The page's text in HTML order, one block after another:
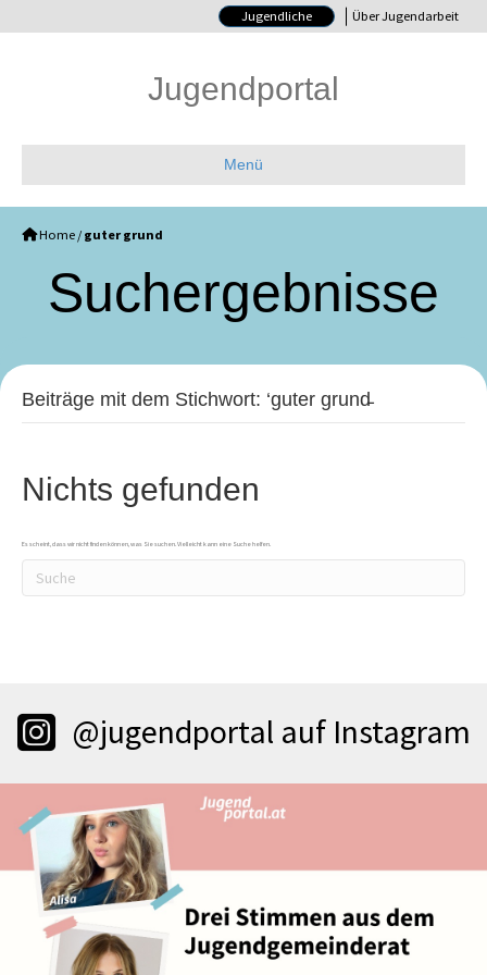
Jugendliche Über Jugendarbeit
Jugendportal
Menü
Home / guter grund
Such­ergebnisse
Beiträge mit dem Stichwort: ‘guter grund̵
Nichts gefunden
Es scheint, dass wir nicht finden können, was Sie suchen. Vielleicht kann eine Suche helfen.
@jugendportal auf Instagram